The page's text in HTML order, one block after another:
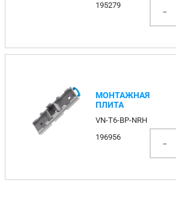
195279
-
МОНТАЖНАЯ
ПЛИТА
VN-T6-BP-NRH
196956
-